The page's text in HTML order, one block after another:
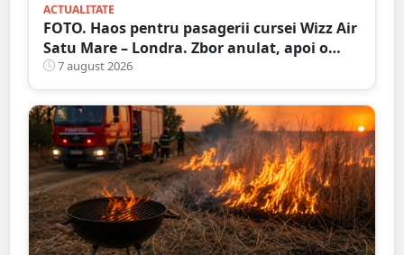
ACTUALITATE
FOTO. Haos pentru pasagerii cursei Wizz Air
Satu Mare – Londra. Zbor anulat, apoi o
nouă întârziere. Fără explicații clare
7 august 2026